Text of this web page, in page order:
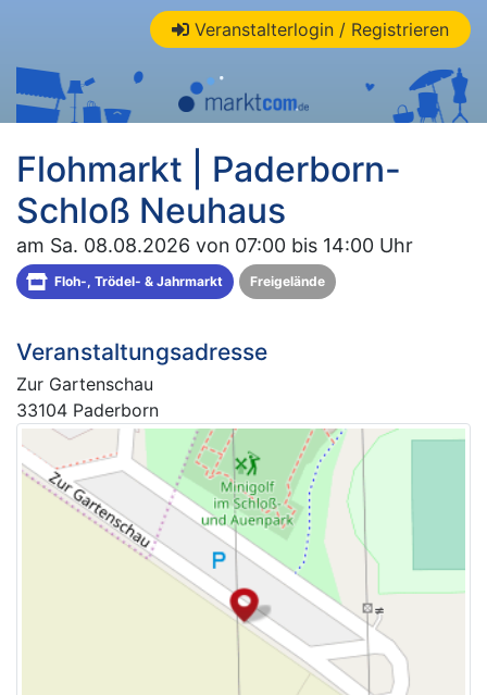
Veranstalterlogin / Registrieren
Flohmarkt | Paderborn-
Schloß Neuhaus
am Sa. 08.08.2026 von 07:00 bis 14:00 Uhr
Floh-, Trödel- & Jahrmarkt Freigelände
Veranstaltungsadresse
Zur Gartenschau
33104 Paderborn